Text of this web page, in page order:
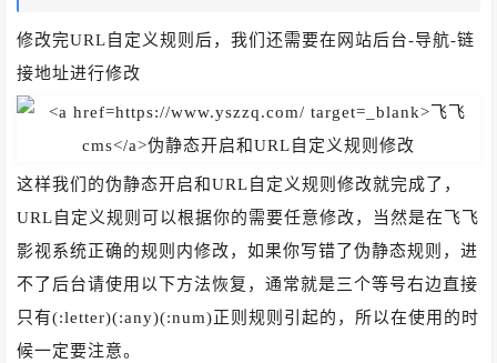
修改完URL自定义规则后，我们还需要在网站后台-导航-链
接地址进行修改
这样我们的伪静态开启和URL自定义规则修改就完成了，
URL自定义规则可以根据你的需要任意修改，当然是在飞飞
影视系统正确的规则内修改，如果你写错了伪静态规则，进
不了后台请使用以下方法恢复，通常就是三个等号右边直接
只有(:letter)(:any)(:num)正则规则引起的，所以在使用的时
候一定要注意。